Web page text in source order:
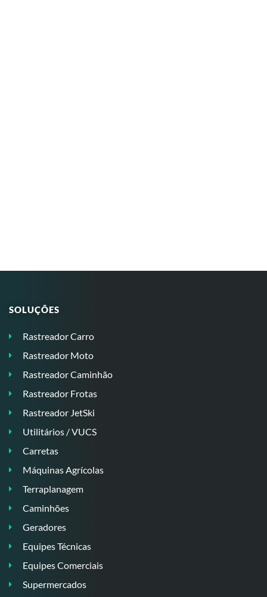
SOLUÇÕES
Rastreador Carro
Rastreador Moto
Rastreador Caminhão
Rastreador Frotas
Rastreador JetSki
Utilitários / VUCS
Carretas
Máquinas Agrícolas
Terraplanagem
Caminhões
Geradores
Equipes Técnicas
Equipes Comerciais
Supermercados